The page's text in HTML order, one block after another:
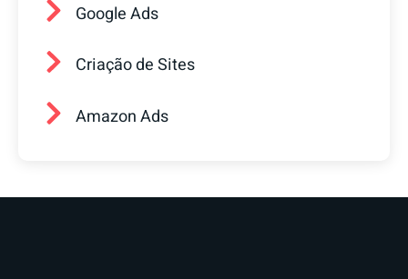
Google Ads
Criação de Sites
Amazon Ads